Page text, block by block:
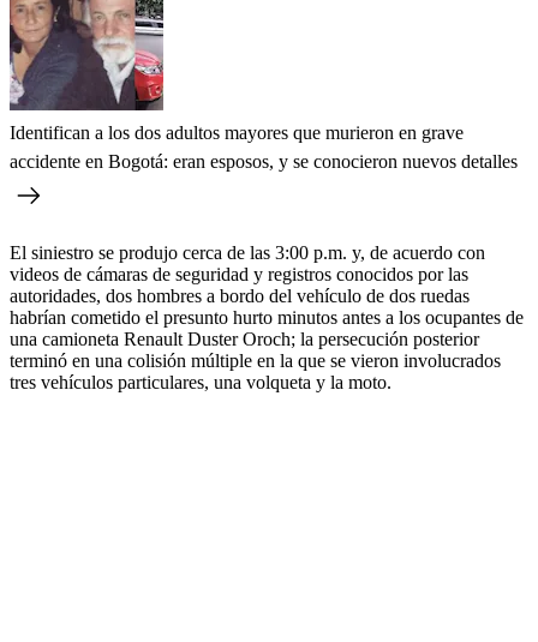
Identifican a los dos adultos mayores que murieron en grave
accidente en Bogotá: eran esposos, y se conocieron nuevos detalles
El siniestro se produjo cerca de las 3:00 p.m. y, de acuerdo con
videos de cámaras de seguridad y registros conocidos por las
autoridades, dos hombres a bordo del vehículo de dos ruedas
habrían cometido el presunto hurto minutos antes a los ocupantes de
una camioneta Renault Duster Oroch; la persecución posterior
terminó en una colisión múltiple en la que se vieron involucrados
tres vehículos particulares, una volqueta y la moto.